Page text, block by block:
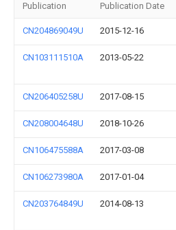
Publication Publication Date
CN204869049U 2015-12-16
CN103111510A 2013-05-22
CN206405258U 2017-08-15
CN208004648U 2018-10-26
CN106475588A 2017-03-08
CN106273980A 2017-01-04
CN203764849U 2014-08-13